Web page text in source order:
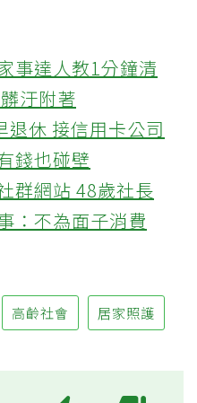
事達人教1分鐘清
汙附著
休 接信用卡公司
錢也碰壁
群網站 48歲社長
：不為面子消費
高齡社會 居家照護